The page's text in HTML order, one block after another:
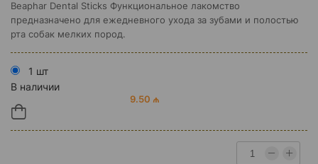
Beaphar Dental Sticks Функциональное лакомство
предназначено для ежедневного ухода за зубами и полостью
рта собак мелких пород.
1 шт
В наличии
9.50 ₼